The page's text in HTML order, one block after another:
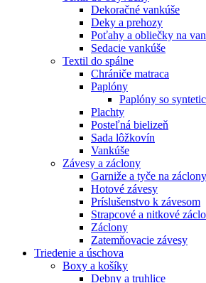
Dekoračné vankúše
Deky a prehozy
Poťahy a obliečky na
Sedacie vankúše
Textil do spálne
Chrániče matraca
Paplóny
Paplóny so
Plachty
Posteľná bielizeň
Sada lôžkovín
Vankúše
Závesy a záclony
Garniže a tyče na záclony
Hotové závesy
Príslušenstvo k závesom
Strapcové a nitkové
Záclony
Zatemňovacie závesy
Triedenie a úschova
Boxy a košíky
Debny a truhlice